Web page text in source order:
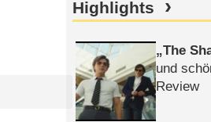
Highlights
The
und
Review